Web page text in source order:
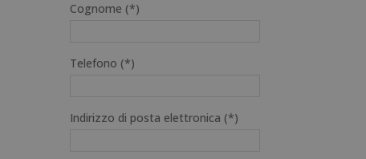
Cognome (*)
Telefono (*)
Indirizzo di posta elettronica (*)